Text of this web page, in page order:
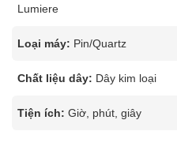
Lumiere
Loại máy: Pin/Quartz
Chất liệu dây: Dây kim loại
Tiện ích: Giờ, phút, giây